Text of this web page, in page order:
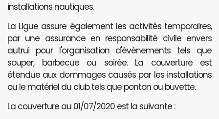
installations nautiques.
La Ligue assure également les activités temporaires,
par une assurance en responsabilité civile envers
autrui pour l'organisation d'évènements tels que
souper, barbecue ou soirée. La couverture est
étendue aux dommages causés par les installations
ou le matériel du club tels que ponton ou buvette.
La couverture au 01/07/2020 est la suivante :